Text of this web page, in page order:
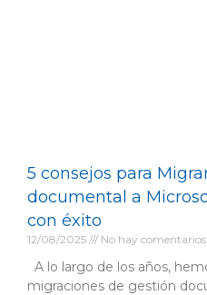
5 consejos para
documental a
con éxito
12/08/2025 No hay comentarios
A lo largo de los años,
migraciones de gestión